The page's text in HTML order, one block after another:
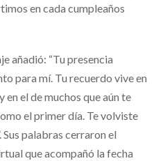
en cada cumpleaños
añadió: “Tu presencia
para mí. Tu recuerdo vive en
en el de muchos que aún te
el primer día. Te volviste
Sus palabras cerraron el
que acompañó la fecha